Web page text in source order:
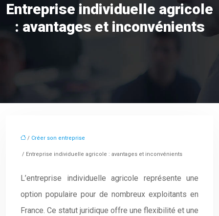
Entreprise individuelle agricole
: avantages et inconvénients
/ Créer son entreprise
/ Entreprise individuelle agricole : avantages et inconvénients
L’entreprise individuelle agricole représente une
option populaire pour de nombreux exploitants en
France. Ce statut juridique offre une flexibilité et une